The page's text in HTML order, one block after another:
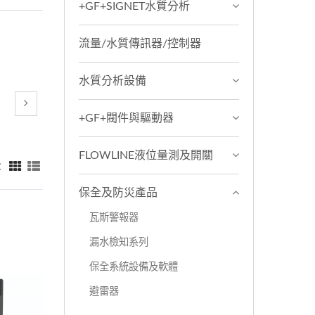
+GF+SIGNET水質分析
流量/水質傳訊器/控制器
水質分析設備
+GF+閥件與驅動器
FLOWLINE液位量測及開關
保全及防災產品
瓦斯警報器
漏水檢知系列
保全系統設備及軟體
避雷器